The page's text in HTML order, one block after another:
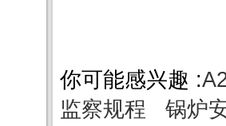
你可能感兴趣 :
监察规程
锅炉